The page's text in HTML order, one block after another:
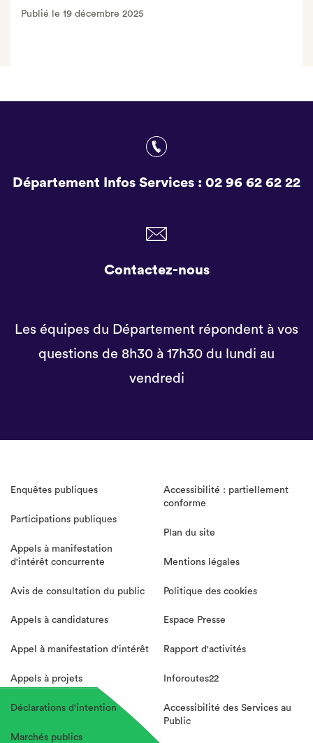
Publié le 19 décembre 2025
Département Infos Services : 02 96 62 62 22
Contactez-nous
Les équipes du Département répondent à vos
questions de 8h30 à 17h30 du lundi au
vendredi
Enquêtes publiques
Participations publiques
Appels à manifestation
d'intérêt concurrente
Avis de consultation du public
Appels à candidatures
Appel à manifestation d'intérêt
Appels à projets
Déclarations d'intention
Marchés publics
Accessibilité : partiellement
conforme
Plan du site
Mentions légales
Politique des cookies
Espace Presse
Rapport d'activités
Inforoutes22
Accessibilité des Services au
Public